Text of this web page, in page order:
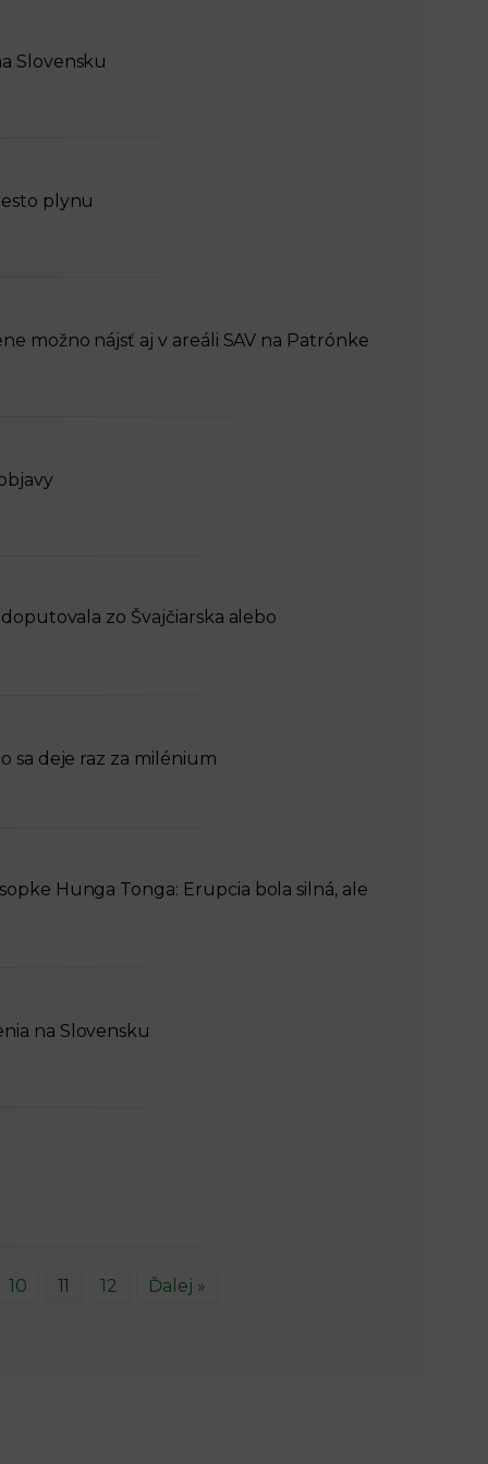
Slovensku
plynu
možno nájsť aj v areáli SAV na Patrónke
zo Švajčiarska alebo
sa deje raz za milénium
Hunga Tonga: Erupcia bola silná, ale
na Slovensku
10 11 12 Ďalej »